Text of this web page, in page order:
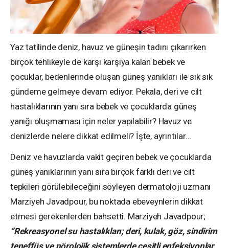
Yaz tatilinde deniz, havuz ve güneşin tadını çıkarırken
birçok tehlikeyle de karşı karşıya kalan bebek ve
çocuklar, bedenlerinde oluşan güneş yanıkları ile sık sık
gündeme gelmeye devam ediyor. Pekala, deri ve cilt
hastalıklarının yanı sıra bebek ve çocuklarda güneş
yanığı oluşmaması için neler yapılabilir? Havuz ve
denizlerde nelere dikkat edilmeli? İşte, ayrıntılar…
Deniz ve havuzlarda vakit geçiren bebek ve çocuklarda
güneş yanıklarının yanı sıra birçok farklı deri ve cilt
tepkileri görülebileceğini söyleyen dermatoloji uzmanı
Marziyeh Javadpour, bu noktada ebeveynlerin dikkat
etmesi gerekenlerden bahsetti. Marziyeh Javadpour;
“Rekreasyonel su hastalıkları; deri, kulak, göz, sindirim
teneffüs ve nörolojik sistemlerde çeşitli enfeksiyonlar